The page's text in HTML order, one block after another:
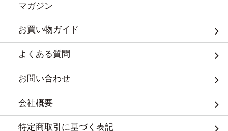
マガジン
お買い物ガイド
よくある質問
お問い合わせ
会社概要
特定商取引に基づく表記